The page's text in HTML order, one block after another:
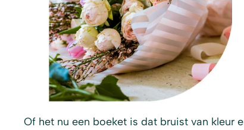
Of het nu een boeket is dat bruist van kleur